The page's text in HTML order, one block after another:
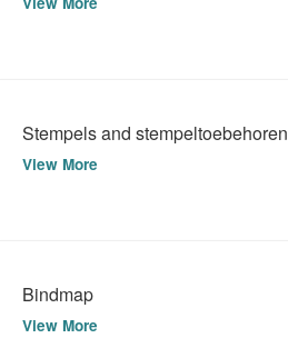
Stempels and stempeltoebehoren
View More
Bindmap
View More